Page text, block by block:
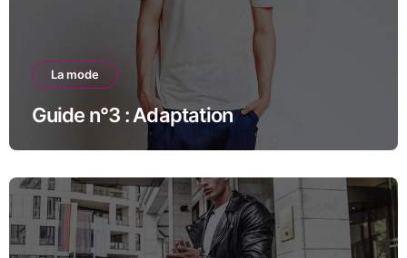
La mode
Guide n°3 : Adaptation